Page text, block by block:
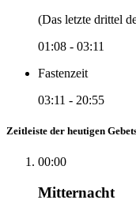
(Das letzte drittel
01:08 - 03:11
Fastenzeit
03:11 - 20:55
Zeitleiste der heutigen
00:00
Mitternacht